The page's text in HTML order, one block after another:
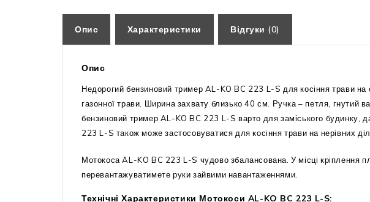
Опис Характеристики Відгуки (0)
Опис
Недорогий бензиновий тример AL-KO BC 223 L-S для косіння трави
газонної трави. Ширина захвату близько 40 см. Ручка – петля, гнутий
бензиновий тример AL-KO BC 223 L-S варто для заміського будинку,
223 L-S також може застосовуватися для косіння трави на нерівних
Мотокоса AL-KO BC 223 L-S чудово збалансована. У місці кріплення
перевантажуватимете руки зайвими навантаженнями.
Технічні Характеристики Мотокоси AL-KO BC 223 L-S: